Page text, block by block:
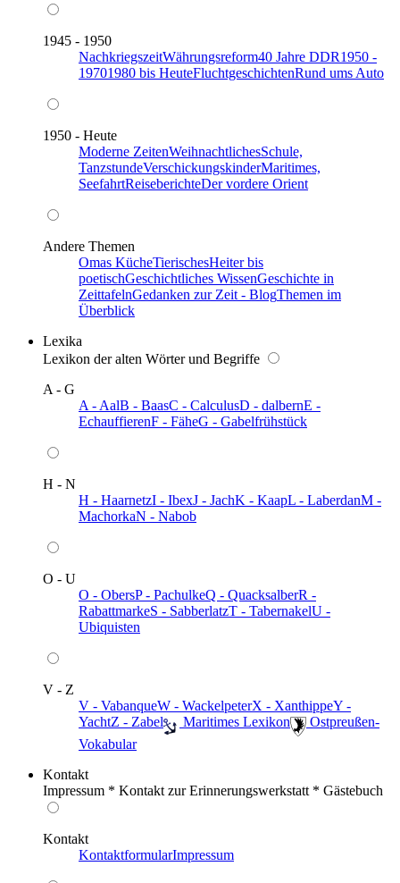
1945 - 1950
NachkriegszeitWährungsreform40 Jahre DDR1950 -
19701980 bis HeuteFluchtgeschichtenRund ums Auto
1950 - Heute
Moderne ZeitenWeihnachtlichesSchule,
TanzstundeVerschickungskinderMaritimes,
SeefahrtReiseberichteDer vordere Orient
Andere Themen
Omas KücheTierischesHeiter bis
poetischGeschichtliches WissenGeschichte in
ZeittafelnGedanken zur Zeit - BlogThemen im
Überblick
Lexika
Lexikon der alten Wörter und Begriffe
A - G
A - AalB - BaasC - CalculusD - dalbernE -
EchauffierenF - FäheG - Gabelfrühstück
H - N
H - HaarnetzI - IbexJ - JachK - KaapL - LaberdanM -
MachorkaN - Nabob
O - U
O - ObersP - PachulkeQ - QuacksalberR -
RabattmarkeS - SabberlatzT - TabernakelU -
Ubiquisten
V - Z
V - VabanqueW - WackelpeterX - XanthippeY -
YachtZ - Zabel ️ Maritimes Lexikon
️ Ostpreußen-
Vokabular
Kontakt
Impressum * Kontakt zur Erinnerungswerkstatt * Gästebuch
Kontakt
KontaktformularImpressum